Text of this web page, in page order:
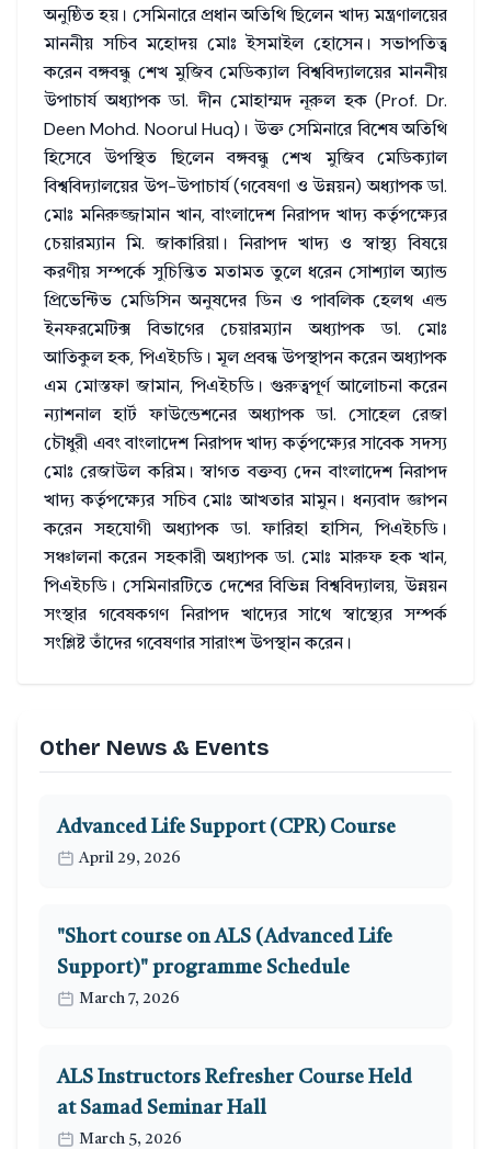
অনুষ্ঠিত হয়। সেমিনারে প্রধান অতিথি ছিলেন খাদ্য মন্ত্রণালয়ের
মাননীয় সচিব মহোদয় মোঃ ইসমাইল হোসেন। সভাপতিত্ব
করেন বঙ্গবন্ধু শেখ মুজিব মেডিক্যাল বিশ্ববিদ্যালয়ের মাননীয়
উপাচার্য অধ্যাপক ডা. দীন মোহাম্মদ নূরুল হক (Prof. Dr.
Deen Mohd. Noorul Huq)। উক্ত সেমিনারে বিশেষ অতিথি
হিসেবে উপস্থিত ছিলেন বঙ্গবন্ধু শেখ মুজিব মেডিক্যাল
বিশ্ববিদ্যালয়ের উপ-উপাচার্য (গবেষণা ও উন্নয়ন) অধ্যাপক ডা.
মোঃ মনিরুজ্জামান খান, বাংলাদেশ নিরাপদ খাদ্য কর্তৃপক্ষ্যের
চেয়ারম্যান মি. জাকারিয়া। নিরাপদ খাদ্য ও স্বাস্থ্য বিষয়ে
করণীয় সম্পর্কে সুচিন্তিত মতামত তুলে ধরেন সোশ্যাল অ্যান্ড
প্রিভেন্টিভ মেডিসিন অনুষদের ডিন ও পাবলিক হেলথ এন্ড
ইনফরমেটিক্স বিভাগের চেয়ারম্যান অধ্যাপক ডা. মোঃ
আতিকুল হক, পিএইচডি। মূল প্রবন্ধ উপস্থাপন করেন অধ্যাপক
এম মোস্তফা জামান, পিএইচডি। গুরুত্বপূর্ণ আলোচনা করেন
ন্যাশনাল হার্ট ফাউন্ডেশনের অধ্যাপক ডা. সোহেল রেজা
চৌধুরী এবং বাংলাদেশ নিরাপদ খাদ্য কর্তৃপক্ষ্যের সাবেক সদস্য
মোঃ রেজাউল করিম। স্বাগত বক্তব্য দেন বাংলাদেশ নিরাপদ
খাদ্য কর্তৃপক্ষ্যের সচিব মোঃ আখতার মামুন। ধন্যবাদ জ্ঞাপন
করেন সহযোগী অধ্যাপক ডা. ফারিহা হাসিন, পিএইচডি।
সঞ্চালনা করেন সহকারী অধ্যাপক ডা. মোঃ মারুফ হক খান,
পিএইচডি। সেমিনারটিতে দেশের বিভিন্ন বিশ্ববিদ্যালয়, উন্নয়ন
সংস্থার গবেষকগণ নিরাপদ খাদ্যের সাথে স্বাস্থ্যের সম্পর্ক
সংশ্লিষ্ট তাঁদের গবেষণার সারাংশ উপস্থান করেন।
Other News & Events
Advanced Life Support (CPR) Course
April 29, 2026
"Short course on ALS (Advanced Life
Support)" programme Schedule
March 7, 2026
ALS Instructors Refresher Course Held
at Samad Seminar Hall
March 5, 2026